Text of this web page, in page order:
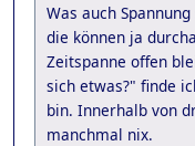
Was auch
die können ja
Zeitspanne offen
sich etwas?" finde
bin. Innerhalb von
manchmal nix.